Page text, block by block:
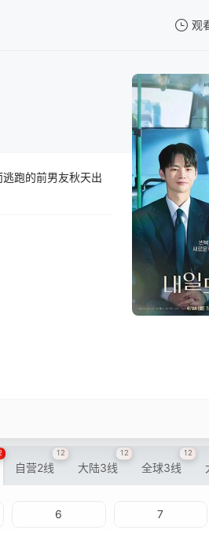
观
暂无观看影片的记录
跑的前男友秋天出
自营2线
12
大陆3线
12
全球3线
12
6 7